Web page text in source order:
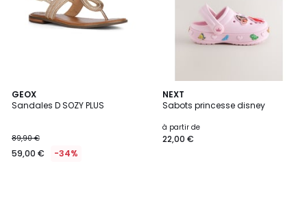
GEOX
Sandales D SOZY PLUS
89,90 €
59,00 € -34%
NEXT
Sabots princesse disney
à partir de
22,00 €